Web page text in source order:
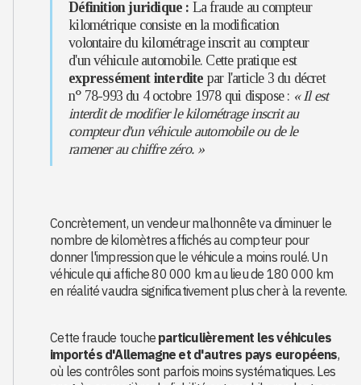
Définition juridique : La fraude au compteur
kilométrique consiste en la modification
volontaire du kilométrage inscrit au compteur
d'un véhicule automobile. Cette pratique est
expressément interdite par l'article 3 du décret
n° 78-993 du 4 octobre 1978 qui dispose : « Il est
interdit de modifier le kilométrage inscrit au
compteur d'un véhicule automobile ou de le
ramener au chiffre zéro. »
Concrètement, un vendeur malhonnête va diminuer le
nombre de kilomètres affichés au compteur pour
donner l'impression que le véhicule a moins roulé. Un
véhicule qui affiche 80 000 km au lieu de 180 000 km
en réalité vaudra significativement plus cher à la revente.
Cette fraude touche particulièrement les véhicules
importés d'Allemagne et d'autres pays européens,
où les contrôles sont parfois moins systématiques. Les